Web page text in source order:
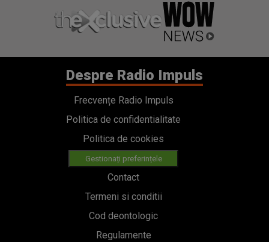
Despre Radio Impuls
Frecvențe Radio Impuls
Politica de confidentialitate
Politica de cookies
Gestionați preferințele
Contact
Termeni si conditii
Cod deontologic
Regulamente